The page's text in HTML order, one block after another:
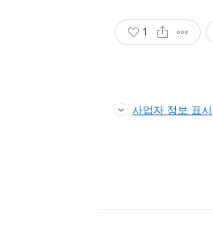
1
사업자 정보 표시